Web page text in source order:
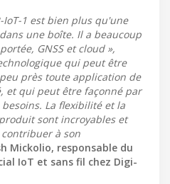
IoT-1 est bien plus qu'une
une boîte. Il a beaucoup
GNSS et cloud »,
qui peut être
près toute application de
et qui peut être façonné par
La flexibilité et la
sont incroyables et
à son
Mickolio, responsable du
IoT et sans fil chez Digi-